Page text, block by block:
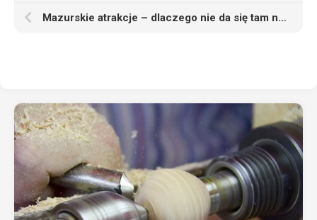
Mazurskie atrakcje – dlaczego nie da się tam nudzić na urlopie